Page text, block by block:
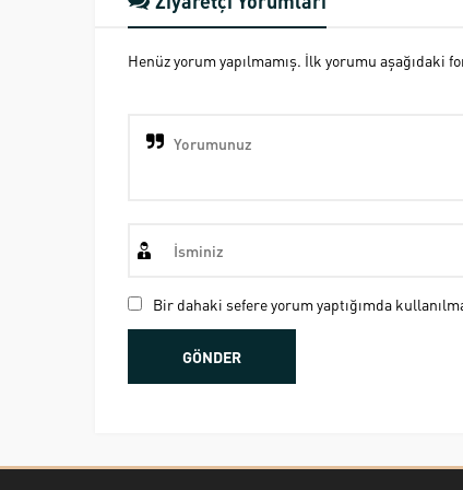
Henüz yorum yapılmamış. İlk yorumu aşağıdaki
Bir dahaki sefere yorum yaptığımda